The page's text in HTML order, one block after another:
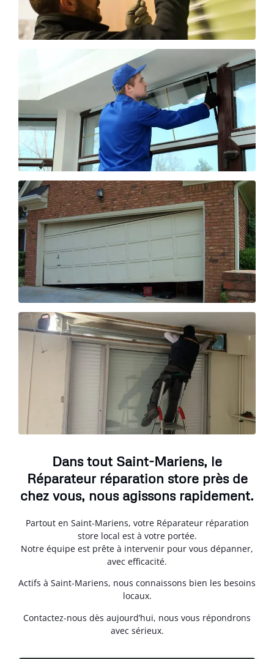
Dans tout Saint-Mariens, le
Réparateur réparation store près de
chez vous, nous agissons rapidement.
Partout en Saint-Mariens, votre Réparateur réparation
store local est à votre portée.
Notre équipe est prête à intervenir pour vous dépanner,
avec efficacité.
Actifs à Saint-Mariens, nous connaissons bien les besoins
locaux.
Contactez-nous dès aujourd’hui, nous vous répondrons
avec sérieux.